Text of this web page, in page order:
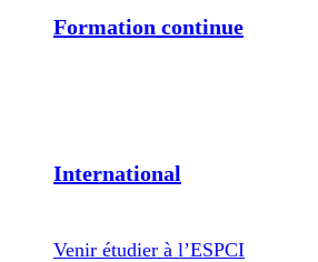
Formation continue
International
Venir étudier à l’ESPCI